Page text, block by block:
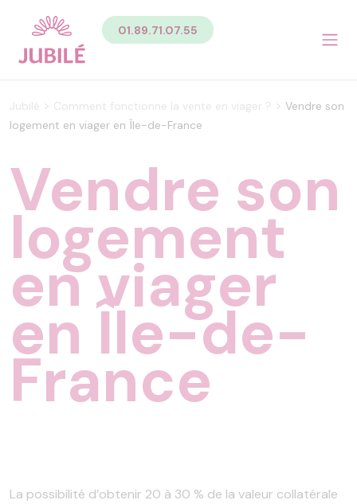
Contenu
Sommaire du contenu de la page
Menu
Pied de page
Menu principal Pied de page
Menu secondaire Pied de page
01.89.71.07.55
Jubilé Comment fonctionne la vente en viager ?
Vendre son
logement en viager en Île-de-France
Vendre son
logement
en viager
en Île-de-
France
La possibilité d’obtenir 20 à 30 % de la valeur collatérale